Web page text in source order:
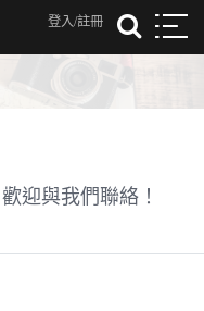
登入/註冊
迎與我們聯絡！